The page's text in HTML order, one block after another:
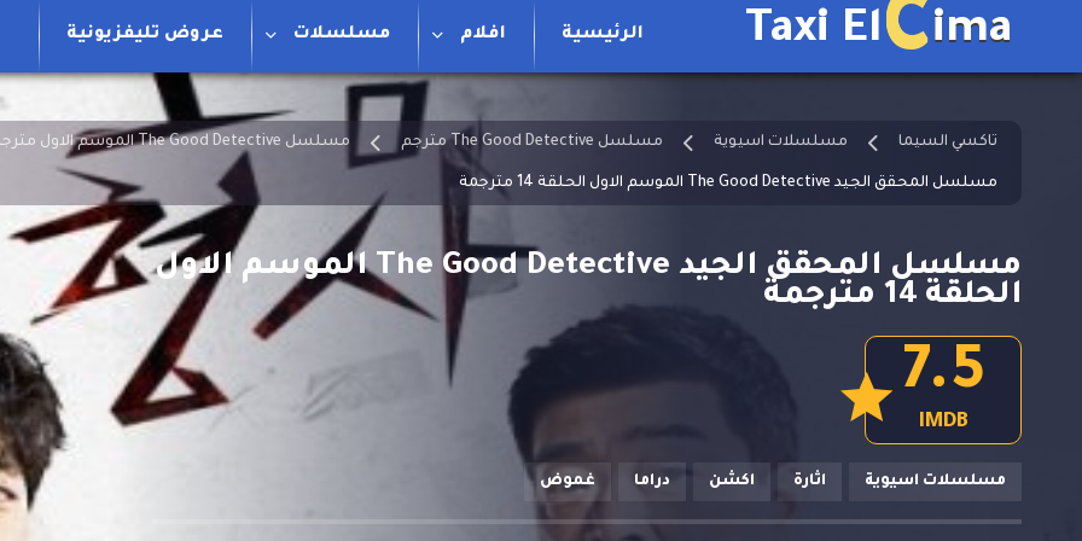
Taxi ElCima الرئيسية افلام مسلسلات عروض تليفزيونية
تاكسي السيما مسلسلات اسيوية مسلسل The Good Detective مترجم مسلسل The Good Detective الموسم الاول مترجم
مسلسل المحقق الجيد The Good Detective الموسم الاول الحلقة 14 مترجمة
مسلسل المحقق الجيد The Good Detective الموسم الاول
الحلقة 14 مترجمة
IMDB
7.5
مسلسلات اسيوية اثارة اكشن دراما غموض